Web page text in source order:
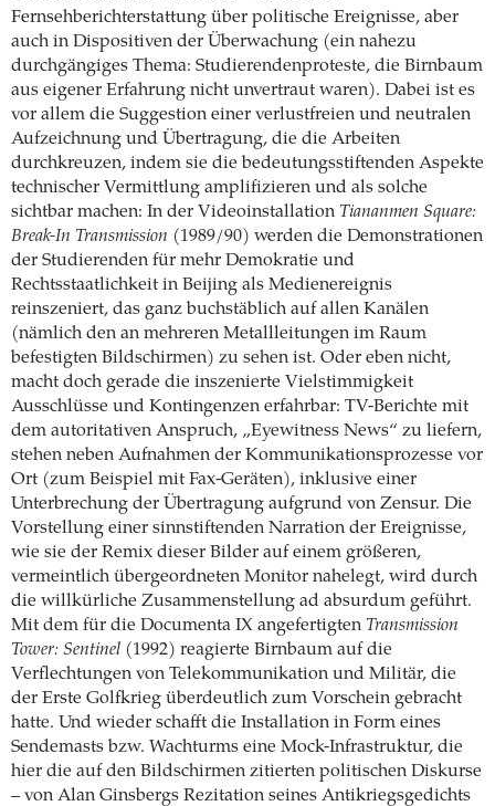
Fernsehberichterstattung über politische Ereignisse, aber
auch in Dispositiven der Überwachung (ein nahezu
durchgängiges Thema: Studierendenproteste, die Birnbaum
aus eigener Erfahrung nicht unvertraut waren). Dabei ist es
vor allem die Suggestion einer verlustfreien und neutralen
Aufzeichnung und Übertragung, die die Arbeiten
durchkreuzen, indem sie die bedeutungsstiftenden Aspekte
technischer Vermittlung amplifizieren und als solche
sichtbar machen: In der Videoinstallation Tiananmen Square:
Break-In Transmission (1989/90) werden die Demonstrationen
der Studierenden für mehr Demokratie und
Rechtsstaatlichkeit in Beijing als Medienereignis
reinszeniert, das ganz buchstäblich auf allen Kanälen
(nämlich den an mehreren Metallleitungen im Raum
befestigten Bildschirmen) zu sehen ist. Oder eben nicht,
macht doch gerade die inszenierte Vielstimmigkeit
Ausschlüsse und Kontingenzen erfahrbar: TV-Berichte mit
dem autoritativen Anspruch, „Eyewitness News“ zu liefern,
stehen neben Aufnahmen der Kommunikationsprozesse vor
Ort (zum Beispiel mit Fax-Geräten), inklusive einer
Unterbrechung der Übertragung aufgrund von Zensur. Die
Vorstellung einer sinnstiftenden Narration der Ereignisse,
wie sie der Remix dieser Bilder auf einem größeren,
vermeintlich übergeordneten Monitor nahelegt, wird durch
die willkürliche Zusammenstellung ad absurdum geführt.
Mit dem für die Documenta IX angefertigten Transmission
Tower: Sentinel (1992) reagierte Birnbaum auf die
Verflechtungen von Telekommunikation und Militär, die
der Erste Golfkrieg überdeutlich zum Vorschein gebracht
hatte. Und wieder schafft die Installation in Form eines
Sendemasts bzw. Wachturms eine Mock-Infrastruktur, die
hier die auf den Bildschirmen zitierten politischen Diskurse
– von Alan Ginsbergs Rezitation seines Antikriegsgedichts